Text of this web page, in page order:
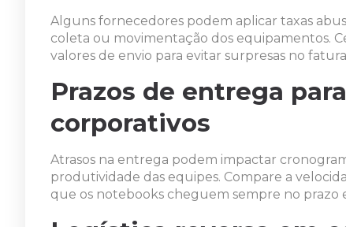
Alguns fornecedores podem aplicar taxas
coleta ou movimentação dos equipamentos.
valores de envio para evitar surpresas no
Prazos de entrega
corporativos
Atrasos na entrega podem impactar
produtividade das equipes. Compare a
que os notebooks cheguem sempre no prazo